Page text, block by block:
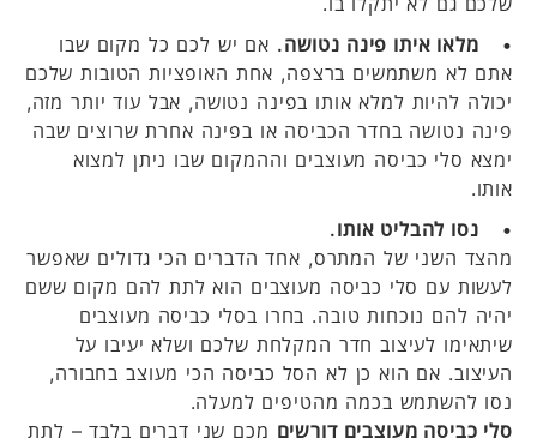
• מלאו איתו פינה נטושה. אם יש לכם כל מקום שבו
אתם לא משתמשים ברצפה, אחת האופציות הטובות שלכם
יכולה להיות למלא אותו בפינה נטושה, אבל עוד יותר מזה,
פינה נטושה בחדר הכביסה או בפינה אחרת שרוצים שבה
ימצא סלי כביסה מעוצבים וההמקום שבו ניתן למצוא
אותו.
• נסו להבליט אותו.
מהצד השני של המתרס, אחד הדברים הכי גדולים שאפשר
לעשות עם סלי כביסה מעוצבים הוא לתת להם מקום ששם
יהיה להם נוכחות טובה. בחרו בסלי כביסה מעוצבים
שיתאימו לעיצוב חדר המקלחת שלכם ושלא יעיבו על
העיצוב. אם הוא כן לא הסל כביסה הכי מעוצב בחבורה,
נסו להשתמש בכמה מהטיפים למעלה.
סלי כביסה מעוצבים דורשים מכם שני דברים בלבד – לתת